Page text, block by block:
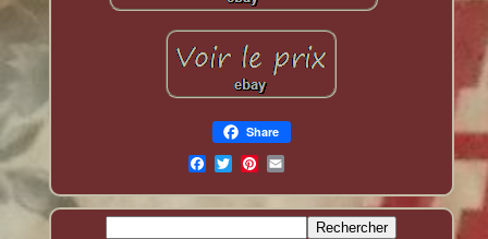
Share